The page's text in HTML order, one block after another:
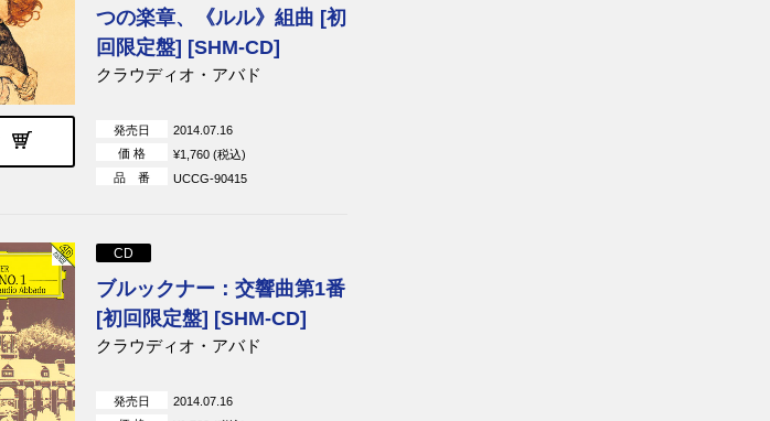
つの楽章、《ルル》組曲 [初
回限定盤] [SHM-CD]
クラウディオ・アバド
発売日
2014.07.16
価 格
¥1,760 (税込)
品 番
UCCG-90415
CD
ブルックナー：交響曲第1番
[初回限定盤] [SHM-CD]
クラウディオ・アバド
発売日
2014.07.16